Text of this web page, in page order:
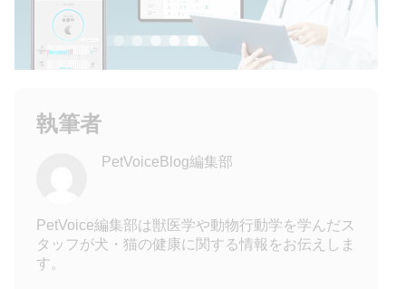
執筆者
PetVoiceBlog編集部
PetVoice編集部は獣医学や動物行動学を学んだス
タッフが犬・猫の健康に関する情報をお伝えしま
す。